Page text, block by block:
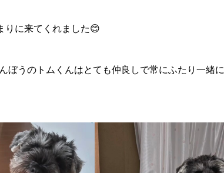
りに来てくれました😊
ぼうのトムくんはとても仲良しで常にふたり一緒に